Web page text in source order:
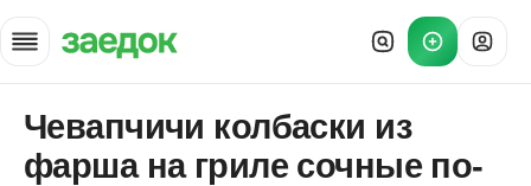
Главная
Рецепты
Чевапчичи колбаски из
фарша на гриле сочные по-